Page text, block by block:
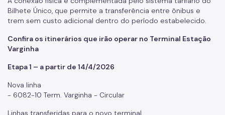
Bilhete Único, que permite a transferência entre ônibus e
trem sem custo adicional dentro do período estabelecido.
Confira os itinerários que irão operar no Terminal Estação
Varginha
Etapa 1 – a partir de 14/4/2026
Nova linha
- 6082-10 Term. Varginha - Circular
Linhas transferidas para o novo terminal